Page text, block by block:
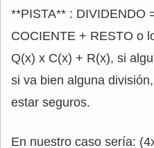
**PISTA** : DIVIDENDO
COCIENTE + RESTO o
Q(x) x C(x) + R(x), si
si va bien alguna
estar seguros.
En nuestro caso sería: